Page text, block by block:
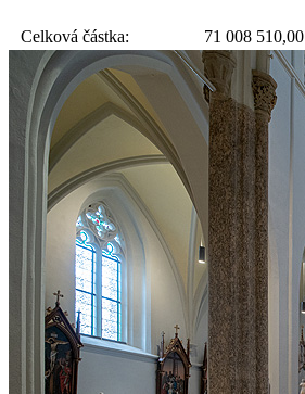
Celková částka: 71 008 510,00